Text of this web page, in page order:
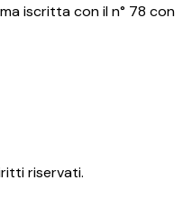
iscritta con il n° 78 con
riservati.